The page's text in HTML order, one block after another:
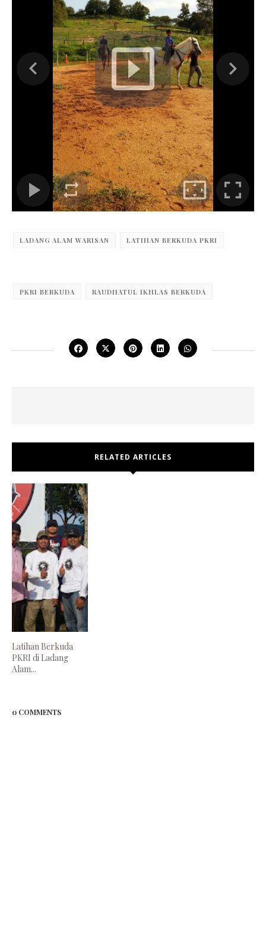
LADANG ALAM WARISAN LATIHAN BERKUDA PKRI
PKRI BERKUDA RAUDHATUL IKHLAS BERKUDA
RELATED ARTICLES
Latihan Berkuda
PKRI di Ladang
Alam...
0 COMMENTS